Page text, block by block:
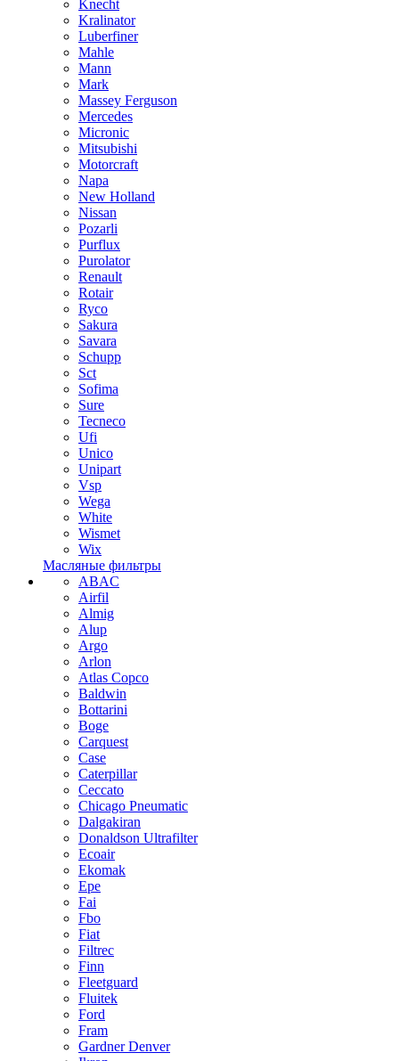
Knecht
Kralinator
Luberfiner
Mahle
Mann
Mark
Massey Ferguson
Mercedes
Micronic
Mitsubishi
Motorcraft
Napa
New Holland
Nissan
Pozarli
Purflux
Purolator
Renault
Rotair
Ryco
Sakura
Savara
Schupp
Sct
Sofima
Sure
Tecneco
Ufi
Unico
Unipart
Vsp
Wega
White
Wismet
Wix
Масляные фильтры
ABAC
Airfil
Almig
Alup
Argo
Arlon
Atlas Copco
Baldwin
Bottarini
Boge
Carquest
Case
Caterpillar
Ceccato
Chicago Pneumatic
Dalgakiran
Donaldson Ultrafilter
Ecoair
Ekomak
Epe
Fai
Fbo
Fiat
Filtrec
Finn
Fleetguard
Fluitek
Ford
Fram
Gardner Denver